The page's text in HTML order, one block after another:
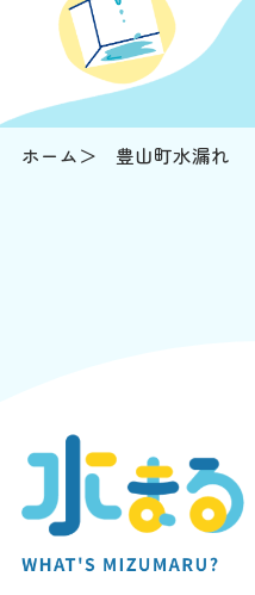
ホーム 豊山町水漏れ